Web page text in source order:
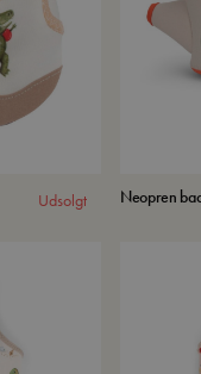
Udsolgt Neopren